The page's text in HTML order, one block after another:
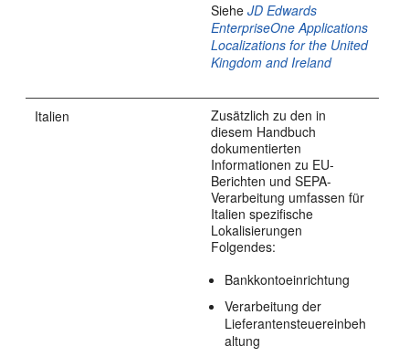
SieheJD Edwards
EnterpriseOne Applications
Localizations for the United
Kingdom and Ireland
Italien
Zusätzlich zu den in
diesem Handbuch
dokumentierten
Informationen zu EU-
Berichten und SEPA-
Verarbeitung umfassen für
Italien spezifische
Lokalisierungen
Folgendes:
Bankkontoeinrichtung
Verarbeitung der
Lieferantensteuereinbeh
altung